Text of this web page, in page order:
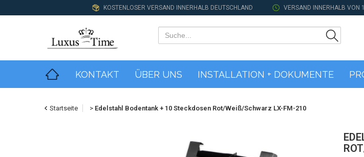
KOSTENLOSER VERSAND INNERHALB DEUTSCHLAND VERSAND INNERHALB VON
KONTAKT ÜBER UNS INSTALLATION + DOKUMENTE
Startseite > Edelstahl Bodentank + 10 Steckdosen Rot/Weiß/Schwarz LX-FM-210